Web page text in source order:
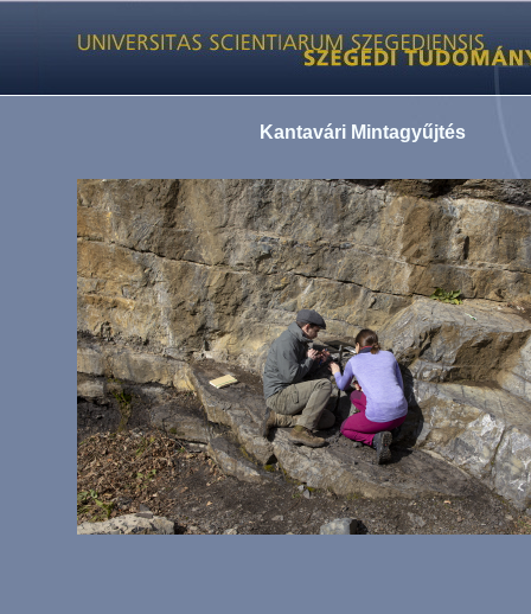
Kantavári Mintagyűjtés